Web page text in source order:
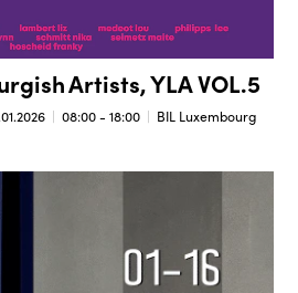
Artists, YLA VOL.5
08:00 - 18:00 BIL Luxembourg